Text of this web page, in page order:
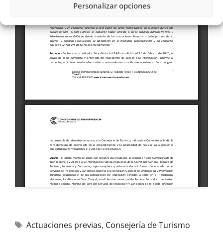
Personalizar opciones
Actuaciones previas, Consejería de Turismo